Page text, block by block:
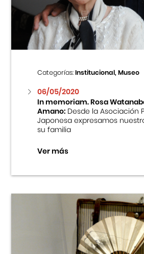
Centro Cultural Peruano
Cursos
Museo de la Inmigración
Fondo Editorial
Teatro Peruano Japonés
Categorías:Institucional, Museo
06/05/2020
In memoriam. Rosa
Amano:Desde la Asociación
Japonesa expresamos
su familia
Ver más